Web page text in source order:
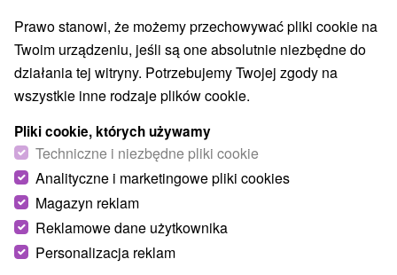
Prawo stanowi, że możemy przechowywać pliki cookie na
Twoim urządzeniu, jeśli są one absolutnie niezbędne do
działania tej witryny. Potrzebujemy Twojej zgody na
wszystkie inne rodzaje plików cookie.
Pliki cookie, których używamy
Techniczne i niezbędne pliki cookie
Analityczne i marketingowe pliki cookies
Magazyn reklam
Reklamowe dane użytkownika
Personalizacja reklam